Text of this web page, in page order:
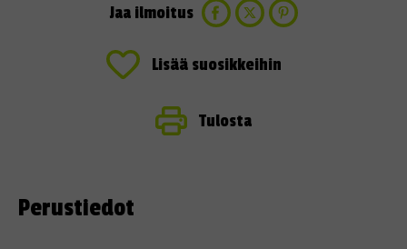
Jaa ilmoitus
Lisää suosikkeihin
Tulosta
Perustiedot